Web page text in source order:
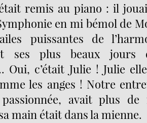
remis au piano : il
en mi bémol de
puissantes de
ses plus beaux jours
Oui, c’était Julie ! Julie
les anges ! Notre
passionnée, avait plus
main était dans la mienne.